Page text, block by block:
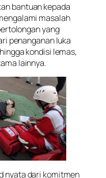
bantuan kepada
masalah
yang
penanganan luka
kondisi lemas,
lainnya.
nyata dari komitmen